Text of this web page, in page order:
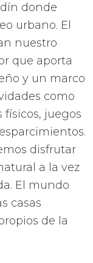
donde
urbano. El
nuestro
que aporta
y un marco
como
físicos, juegos
disfrutar
a la vez
El mundo
casas
de la